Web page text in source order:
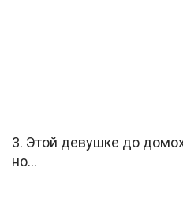
3. Этой девушке до
но…